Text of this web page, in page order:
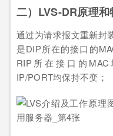
二）LVS-DR原理和
通过为请求报文重新封
是DIP所在的接口的
RIP所在接口的
IP/PORT均保持不变；